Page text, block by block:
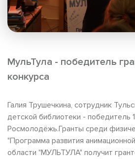
МульТула - победитель
конкурса
Галия Трушечкина, сотрудник
детской библиотеки - победитель
Росмолодёжь.Гранты среди
"Программа развития
области "МУЛЬТУЛА" получит